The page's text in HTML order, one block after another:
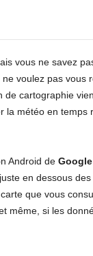
vous ne savez
voulez pas vous
cartographie
la météo en temps
Android de
en dessous
que vous
même, si les